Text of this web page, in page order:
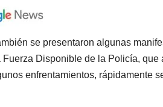
se presentaron algunas
Disponible de la Policía, que
enfrentamientos, rápidamente